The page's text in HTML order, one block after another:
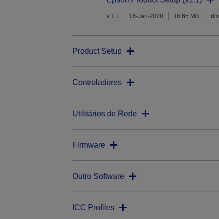
v.1.1 16-Jan-2020 16.65 MB
Product Setup
Controladores
Utilitários de Rede
Firmware
Outro Software
ICC Profiles